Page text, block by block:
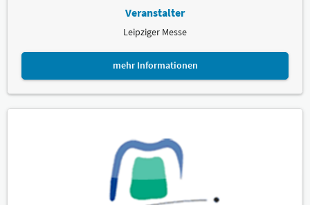
Veranstalter
Leipziger Messe
mehr Informationen